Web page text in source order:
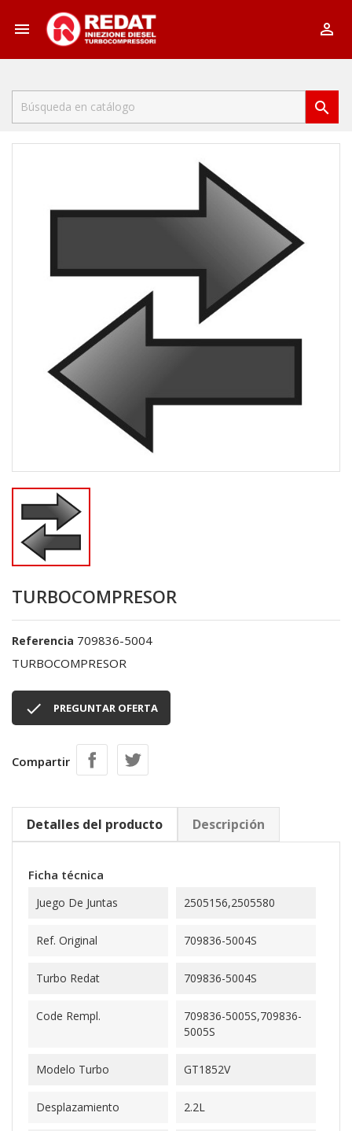
 

TURBOCOMPRESOR
Referencia 709836-5004
TURBOCOMPRESOR
 PREGUNTAR OFERTA
Compartir
Detalles del producto Descripción
Ficha técnica
Juego De Juntas 2505156,2505580
Ref. Original 709836-5004S
Turbo Redat 709836-5004S
Code Rempl.
709836-5005S,709836-
5005S
Modelo Turbo GT1852V
Desplazamiento 2.2L